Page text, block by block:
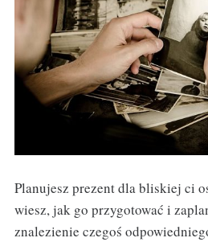
Planujesz prezent dla bliskiej ci
wiesz, jak go przygotować i
znalezienie czegoś